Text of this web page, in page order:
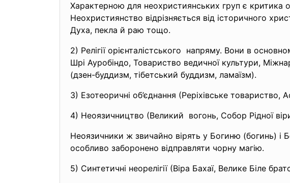
Характерною для неохристиянських груп є критика
Неохристиянство відрізняється від історичного
Духа, пекла й раю тощо.
2) Релігії орієнталістського напряму. Вони в
Шрі Ауробіндо, Товариство ведичної культури,
(дзен-буддизм, тібетський буддизм, ламаїзм).
3) Езотеоричні об’єднання (Реріхівське
4) Неоязичництво (Великий вогонь, Собор Рідної
Неоязичники ж звичайно вірять у Богиню (богинь) і
особливо заборонено відправляти чорну магію.
5) Синтетичні неорелігії (Віра Бахаї, Велике Біле